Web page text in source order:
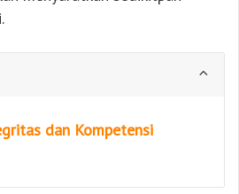
dan Kompetensi